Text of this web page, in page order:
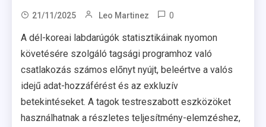
21/11/2025 Leo Martinez 0
A dél-koreai labdarúgók statisztikáinak nyomon
követésére szolgáló tagsági programhoz való
csatlakozás számos előnyt nyújt, beleértve a valós
idejű adat-hozzáférést és az exkluzív
betekintéseket. A tagok testreszabott eszközöket
használhatnak a részletes teljesítmény-elemzéshez,